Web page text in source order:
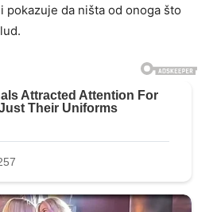
pokazuje da ništa od onoga što